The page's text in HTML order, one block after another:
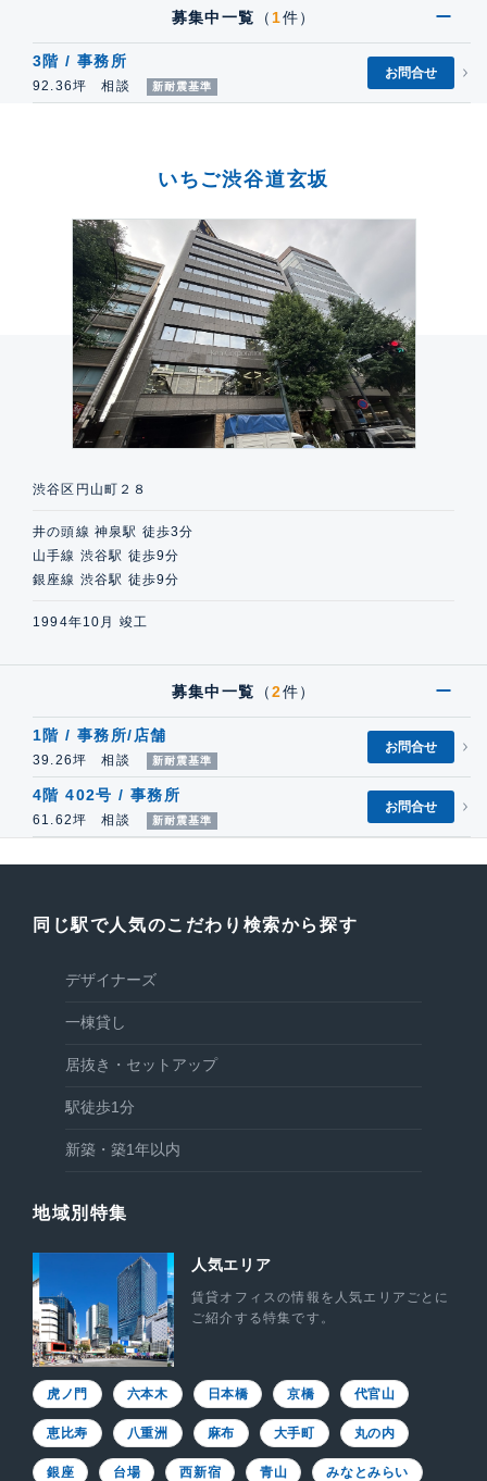
募集中一覧 （ 1件）
3階 / 事務所
92.36坪 相談 新耐震基準
お問合せ
いちご渋谷道玄坂
渋谷区円山町２８
井の頭線 神泉駅 徒歩3分
山手線 渋谷駅 徒歩9分
銀座線 渋谷駅 徒歩9分
1994年10月 竣工
募集中一覧 （2件）
1階 / 事務所/店舗
39.26坪 相談 新耐震基準
お問合せ
4階 402号 / 事務所
61.62坪 相談 新耐震基準
お問合せ
同じ駅で人気のこだわり検索から探す
デザイナーズ
一棟貸し
居抜き・セットアップ
駅徒歩1分
新築・築1年以内
地域別特集
人気エリア
賃貸オフィスの情報を人気エリアごとに
ご紹介する特集です。
虎ノ門 六本木 日本橋 京橋 代官山
恵比寿 八重洲 麻布 大手町 丸の内
銀座 台場 西新宿 青山 みなとみらい